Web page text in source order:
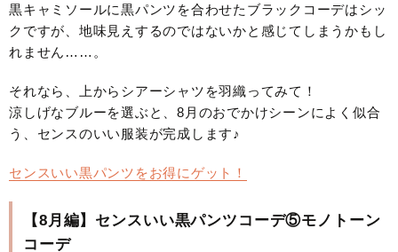
黒キャミソールに黒パンツを合わせたブラックコーデはシッ
クですが、地味見えするのではないかと感じてしまうかもし
れません……。
それなら、上からシアーシャツを羽織ってみて！
涼しげなブルーを選ぶと、8月のおでかけシーンによく似合
う、センスのいい服装が完成します♪
センスいい黒パンツをお得にゲット！
【8月編】センスいい黒パンツコーデ⑤モノトーン
コーデ